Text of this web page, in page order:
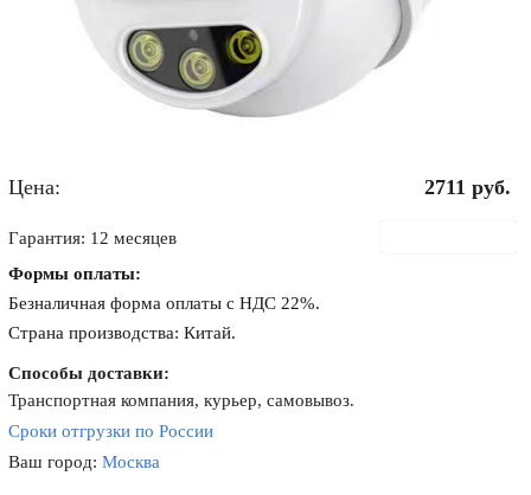
Цена: 2711 руб.
Гарантия: 12 месяцев
Формы оплаты:
Безналичная форма оплаты с НДС 22%.
Страна производства: Китай.
Способы доставки:
Транспортная компания, курьер, самовывоз.
Сроки отгрузки по России
Ваш город:Москва